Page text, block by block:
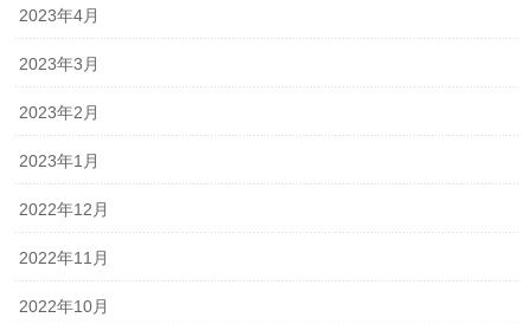
2023年4月
2023年3月
2023年2月
2023年1月
2022年12月
2022年11月
2022年10月